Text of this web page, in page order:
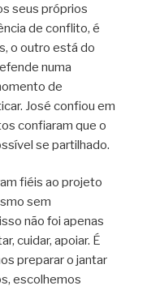
seus próprios
de conflito, é
o outro está do
numa
de
José confiou em
confiaram que o
se partilhado.
fiéis ao projeto
sem
não foi apenas
cuidar, apoiar. É
preparar o jantar
escolhemos